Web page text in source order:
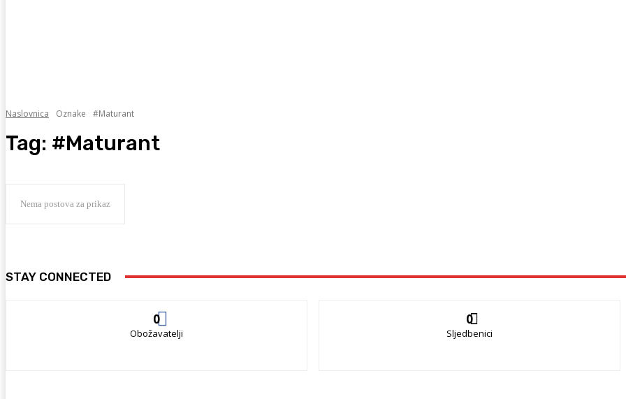
Naslovnica Oznake #Maturant
Tag: #Maturant
Nema postova za prikaz
STAY CONNECTED
0
Obožavatelji
0
Sljedbenici